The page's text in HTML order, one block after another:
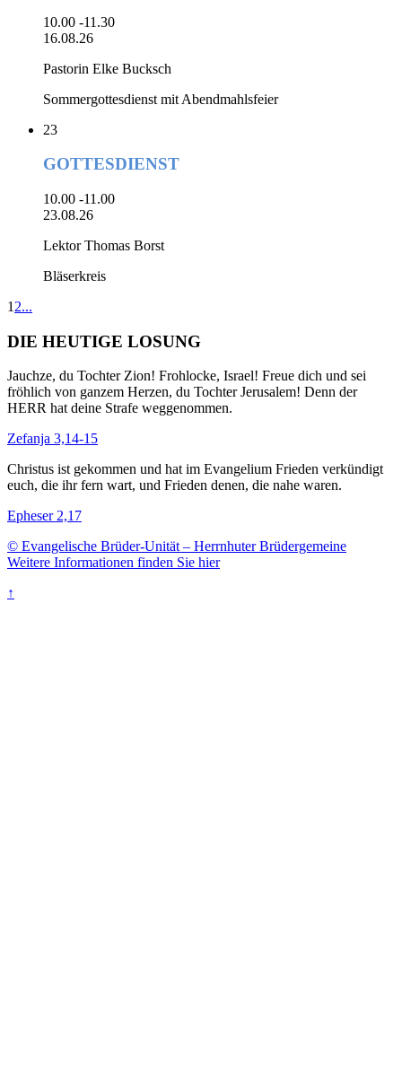
10.00 -11.30
16.08.26
Pastorin Elke Bucksch
Sommergottesdienst mit Abendmahlsfeier
23
GOTTESDIENST
10.00 -11.00
23.08.26
Lektor Thomas Borst
Bläserkreis
1 2...
DIE HEUTIGE LOSUNG
Jauchze, du Tochter Zion! Frohlocke, Israel! Freue dich und sei
fröhlich von ganzem Herzen, du Tochter Jerusalem! Denn der
HERR hat deine Strafe weggenommen.
Zefanja 3,14-15
Christus ist gekommen und hat im Evangelium Frieden verkündigt
euch, die ihr fern wart, und Frieden denen, die nahe waren.
Epheser 2,17
© Evangelische Brüder-Unität – Herrnhuter Brüdergemeine
Weitere Informationen finden Sie hier
↑